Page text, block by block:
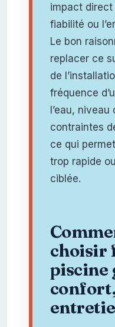
impact direct
fiabilité ou
Le bon
replacer ce
de
fréquence
l’eau, niveau
contraintes
ce qui
trop rapide
ciblée.
choisir
piscine